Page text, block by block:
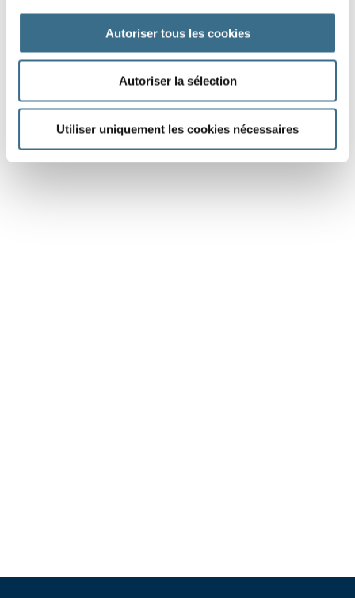
Autoriser tous les cookies
Autoriser la sélection
Utiliser uniquement les cookies nécessaires
croire - Subjonctif Présent